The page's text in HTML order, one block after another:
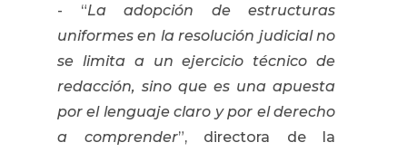
- “La adopción de estructuras
uniformes en la resolución judicial no
se limita a un ejercicio técnico de
redacción, sino que es una apuesta
por el lenguaje claro y por el derecho
a comprender”, directora de la